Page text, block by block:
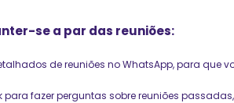
se a par das reuniões:
de reuniões no WhatsApp, para
para fazer perguntas sobre reuniões